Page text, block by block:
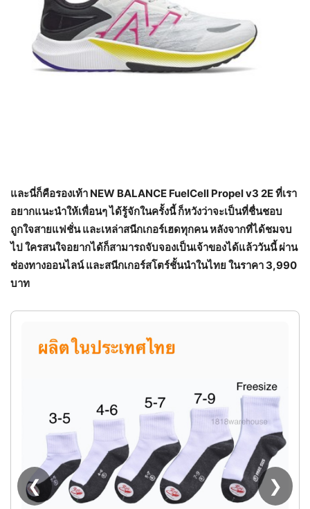
และนี่ก็คือรองเท้า NEW BALANCE FuelCell Propel v3 2E ที่เรา
อยากแนะนำให้เพื่อนๆ ได้รู้จักในครั้งนี้ ก็หวังว่าจะเป็นที่ชื่นชอบ
ถูกใจสายแฟชั่น และเหล่าสนีกเกอร์เฮดทุกคน หลังจากที่ได้ชมจบ
ไป ใครสนใจอยากได้ก็สามารถจับจองเป็นเจ้าของได้แล้ววันนี้ ผ่าน
ช่องทางออนไลน์ และสนีกเกอร์สโตร์ชั้นนำในไทย ในราคา 3,990
บาท
❮ ❯